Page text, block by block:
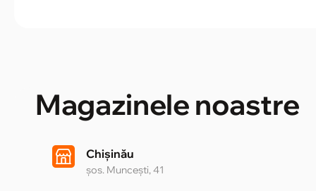
Magazinele noastre
Chișinău
șos. Muncești, 41